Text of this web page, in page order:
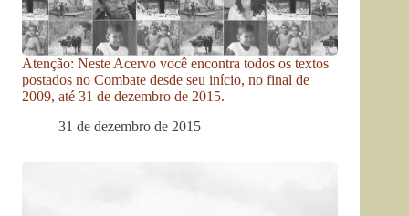
Atenção: Neste Acervo você encontra todos os textos
postados no Combate desde seu início, no final de
2009, até 31 de dezembro de 2015.
31 de dezembro de 2015